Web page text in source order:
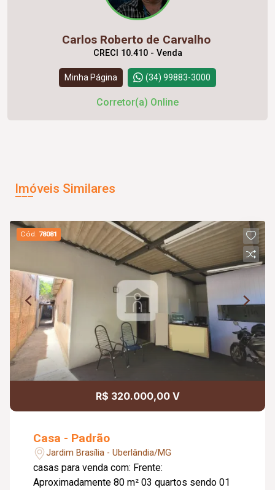
Carlos Roberto de Carvalho
CRECI 10.410 - Venda
Minha Página (34) 99883-3000
Corretor(a) Online
Imóveis Similares
Cód. 78081
R$ 320.000,00 V
Casa - Padrão
Jardim Brasília - Uberlândia/MG
casas para venda com: Frente:
Aproximadamente 80 m² 03 quartos sendo 01